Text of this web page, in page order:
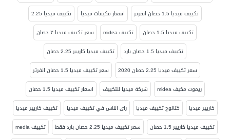
تكييف ميديا 1.5 حصان انفرتر
اسعار مكيفات ميديا
تكييف ميديا 2.25
تكييف ميديا 1.5 حصان
تكييف midea
سعر تكييف ميديا ٣ حصان
تكييف ميديا 1.5 حصان بارد
تكييف ميديا كاريير 2.25 حصان
سعر تكييف ميديا 2.25 حصان 2020
سعر تكييف ميديا 1.5 حصان انفرتر
ريموت مكيف midea
شركة ميديا للتكييف
اسعار تكييف ميديا 1.5 حصان
كاريير ميديا
كتالوج تكييف ميديا راى الناس في تكييف ميديا
تكييف كاريير ميديا
تكييف ميديا كاريير 1.5 حصان
سعر تكييف ميديا 2.25 حصان بارد فقط
تكييف media